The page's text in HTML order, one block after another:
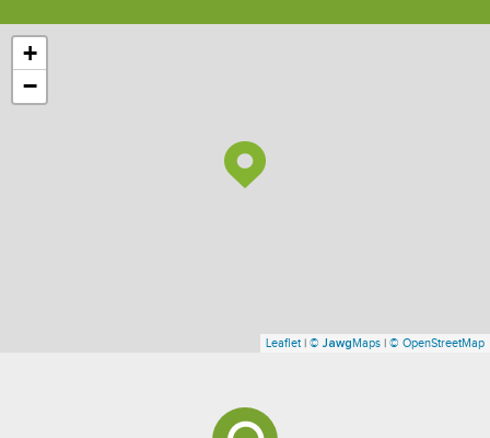
+
−
Leaflet | © JawgMaps | © OpenStreetMap